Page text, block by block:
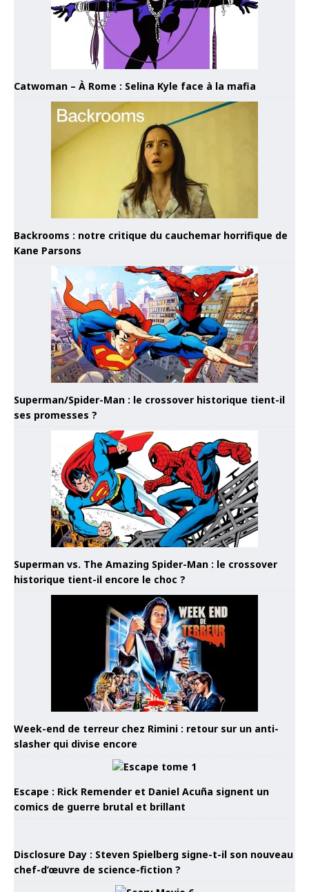
Catwoman – À Rome : Selina Kyle face à la mafia
Backrooms : notre critique du cauchemar horrifique de
Kane Parsons
Superman/Spider-Man : le crossover historique tient-il
ses promesses ?
Superman vs. The Amazing Spider-Man : le crossover
historique tient-il encore le choc ?
Week-end de terreur chez Rimini : retour sur un anti-
slasher qui divise encore
Escape : Rick Remender et Daniel Acuña signent un
comics de guerre brutal et brillant
Disclosure Day : Steven Spielberg signe-t-il son nouveau
chef-d’œuvre de science-fiction ?